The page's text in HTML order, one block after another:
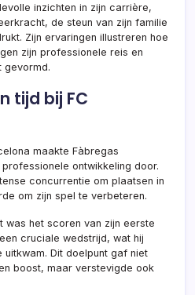
inzichten in zijn carrière,
de steun van zijn familie
Zijn ervaringen illustreren hoe
zijn professionele reis en
gevormd.
tijd bij FC
maakte Fàbregas
ontwikkeling door.
concurrentie om plaatsen in
om zijn spel te verbeteren.
was het scoren van zijn eerste
cruciale wedstrijd, wat hij
Dit doelpunt gaf niet
boost, maar verstevigde ook